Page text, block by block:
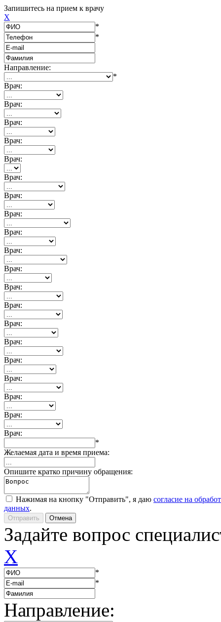
Запишитесь на прием к врачу
X
*
*
Направление:
*
Врач:
Врач:
Врач:
Врач:
Врач:
Врач:
Врач:
Врач:
Врач:
Врач:
Врач:
Врач:
Врач:
Врач:
Врач:
Врач:
Врач:
Врач:
Врач:
Врач:
*
Желаемая дата и время приема:
Опишите кратко причину обращения:
Нажимая на кнопку "Отправить", я даю согласие на
данных.
Задайте вопрос
X
*
*
Направление: